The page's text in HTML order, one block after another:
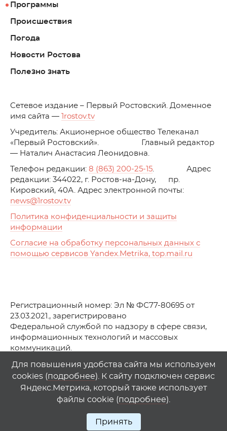
Программы
Происшествия
Погода
Новости Ростова
Полезно знать
Cетевое издание – Первый Ростовский. Доменное
имя сайта —
1rostov.tv
Учредитель: Акционерное общество Телеканал
«Первый Ростовский». Главный редактор
— Наталич Анастасия Леонидовна.
Телефон редакции: 8 (863) 200-25-15. Адрес
редакции: 344022, г. Ростов-на-Дону, пр.
Кировский, 40А. Адрес электронной почты:
news@1rostov.tv
Политика конфиденциальности и защиты
информации
Согласие на обработку персональных данных с
помощью сервисов Yandex.Metrika, top.mail.ru
Регистрационный номер: Эл № ФС77-80695 от
23.03.2021., зарегистрировано
Федеральной службой по надзору в сфере связи,
информационных технологий и массовых
коммуникаций.
© АО Телеканал «Первый Ростовский» (2021-2025)
Любое использование материалов сайта возможно
только при указании гиперссылки на1rostov.tv
Для повышения удобства сайта мы используем
cookies (подробнее). К сайту подключен сервис
Яндекс.Метрика, который также использует
файлы cookie (подробнее).
Принять